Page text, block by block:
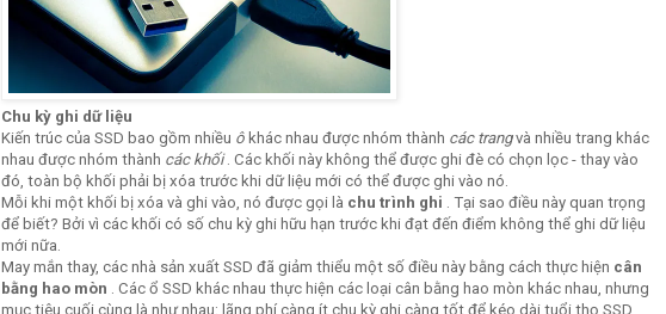
Chu kỳ ghi dữ liệu
Kiến trúc của SSD bao gồm nhiều ô khác nhau được nhóm thành các trangvà nhiều trang khác
nhau được nhóm thành các khối. Các khối này không thể được ghi đè có chọn lọc - thay vào
đó, toàn bộ khối phải bị xóa trước khi dữ liệu mới có thể được ghi vào nó.
Mỗi khi một khối bị xóa và ghi vào, nó được gọi là chu trình ghi . Tại sao điều này quan trọng
để biết? Bởi vì các khối có số chu kỳ ghi hữu hạn trước khi đạt đến điểm không thể ghi dữ liệu
mới nữa.
May mắn thay, các nhà sản xuất SSD đã giảm thiểu một số điều này bằng cách thực hiện cân
bằng hao mòn . Các ổ SSD khác nhau thực hiện các loại cân bằng hao mòn khác nhau, nhưng
mục tiêu cuối cùng là như nhau: lãng phí càng ít chu kỳ ghi càng tốt để kéo dài tuổi thọ SSD